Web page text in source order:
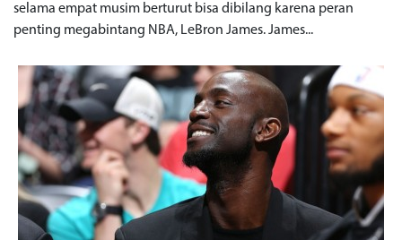
selama empat musim berturut bisa dibilang karena peran
penting megabintang NBA, LeBron James. James...